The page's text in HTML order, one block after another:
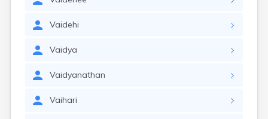
Vaidehi
Vaidya
Vaidyanathan
Vaihari